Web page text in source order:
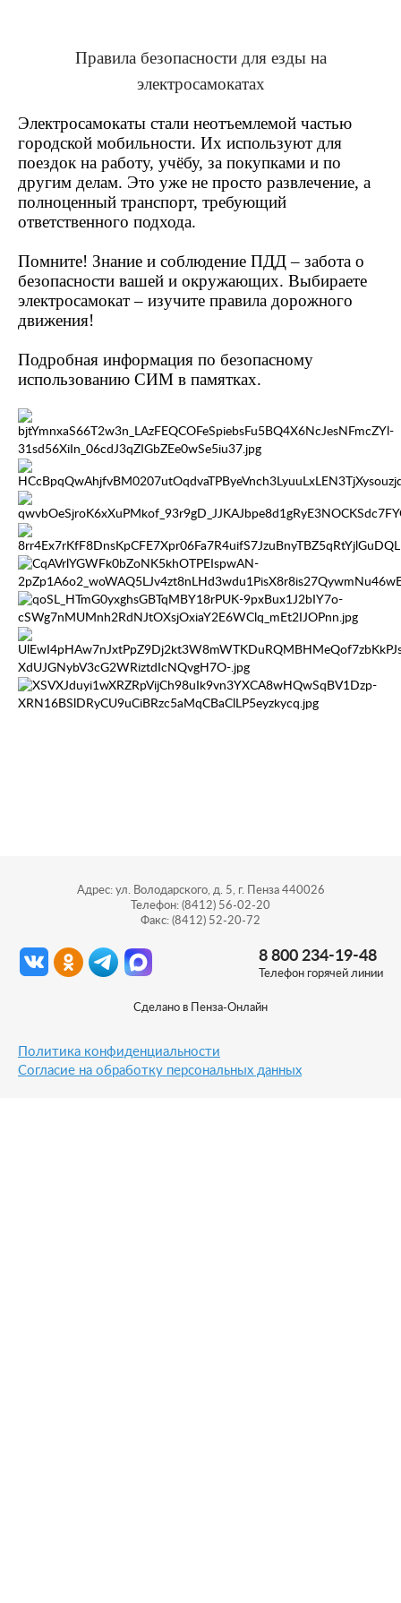
Правила безопасности для езды на
электросамокатах
Электросамокаты стали неотъемлемой частью
городской мобильности. Их используют для
поездок на работу, учёбу, за покупками и по
другим делам. Это уже не просто развлечение, а
полноценный транспорт, требующий
ответственного подхода.
Помните! Знание и соблюдение ПДД – забота о
безопасности вашей и окружающих. Выбираете
электросамокат – изучите правила дорожного
движения!
Подробная информация по безопасному
использованию СИМ в памятках.
Адрес: ул. Володарского, д. 5, г. Пенза 440026
Телефон: (8412) 56-02-20
Факс: (8412) 52-20-72
8 800 234-19-48
Телефон горячей линии
Сделано в Пенза-Онлайн
Политика конфиденциальности
Согласие на обработку персональных данных